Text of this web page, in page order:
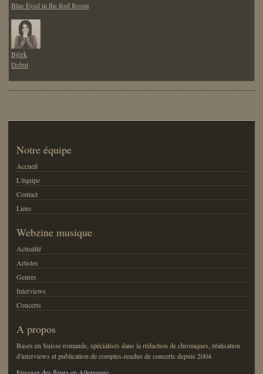
Blue Eyed in the Red Room
Björk
Debut
Notre équipe
Accueil
L'équipe
Contact
Liens
Webzine musique
Actualité
Artistes
Genres
Interviews
Concerts
A propos
Basés en Suisse romande, spécialisés dans la rédaction de chroniques, réalisation
d'interviews et publication de comptes-rendus de concerts depuis 2004